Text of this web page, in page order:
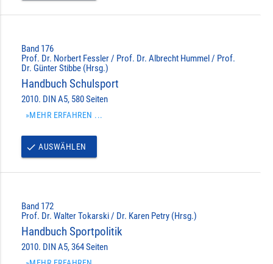
Band 176
Prof. Dr. Norbert Fessler / Prof. Dr. Albrecht Hummel / Prof.
Dr. Günter Stibbe (Hrsg.)
Handbuch Schulsport
2010. DIN A5, 580 Seiten
»MEHR ERFAHREN ...
done AUSWÄHLEN
Band 172
Prof. Dr. Walter Tokarski / Dr. Karen Petry (Hrsg.)
Handbuch Sportpolitik
2010. DIN A5, 364 Seiten